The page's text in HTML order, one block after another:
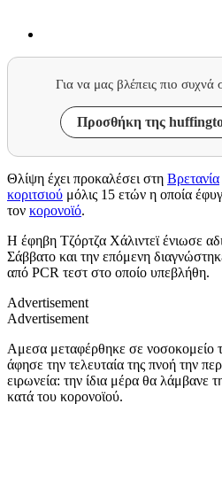
Για να μας βλέπεις πιο
Προσθήκη της
Θλίψη έχει προκαλέσει στη Βρετανία
κοριτσιού μόλις 15 ετών η οποία
τον κορονοϊό.
Η έφηβη Τζόρτζα Χάλιντεϊ ένιωσε
Σάββατο και την επόμενη
από PCR τεστ στο οποίο υπεβλήθη.
Advertisement
Advertisement
Αμεσα μεταφέρθηκε σε νοσοκομείο
άφησε την τελευταία της πνοή την
ειρωνεία: την ίδια μέρα θα λάμβανε
κατά του κορονοϊού.